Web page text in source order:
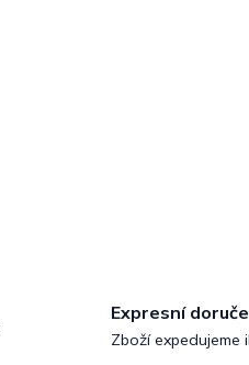
Expresní
Zboží expedujeme